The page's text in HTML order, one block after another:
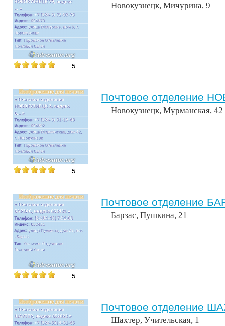
5
Новокузнецк, Мичурина, 9
5
Почтовое отделение
Новокузнецк, Мурманская, 42
5
Почтовое отделение
Барзас, Пушкина, 21
Почтовое отделение
Шахтер, Учительская, 1